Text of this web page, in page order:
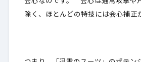
除く、ほとんどの特技には会心補正